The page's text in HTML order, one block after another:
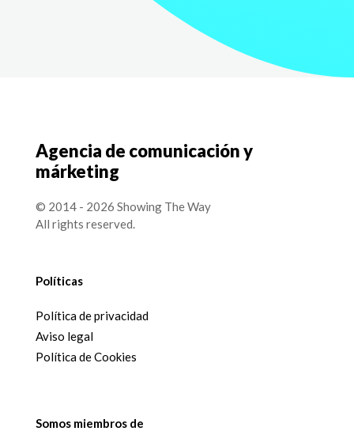
Agencia de comunicación y
márketing
© 2014 - 2026 Showing The Way
All rights reserved.
Políticas
Política de privacidad
Aviso legal
Política de Cookies
Somos miembros de